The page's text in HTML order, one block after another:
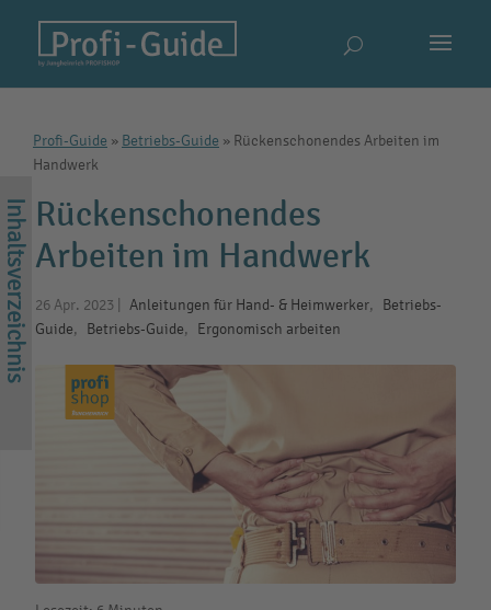
Profi-Guide » Betriebs-Guide » Rückenschonendes Arbeiten im
Handwerk
Rückenschonendes
Arbeiten im Handwerk
26 Apr. 2023 Anleitungen für Hand- & Heimwerker​, Betriebs-
Guide, Betriebs-Guide, Ergonomisch arbeiten